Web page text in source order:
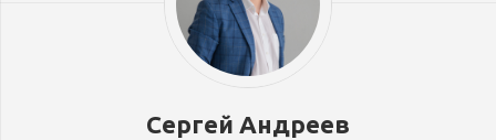
Сергей Андреев